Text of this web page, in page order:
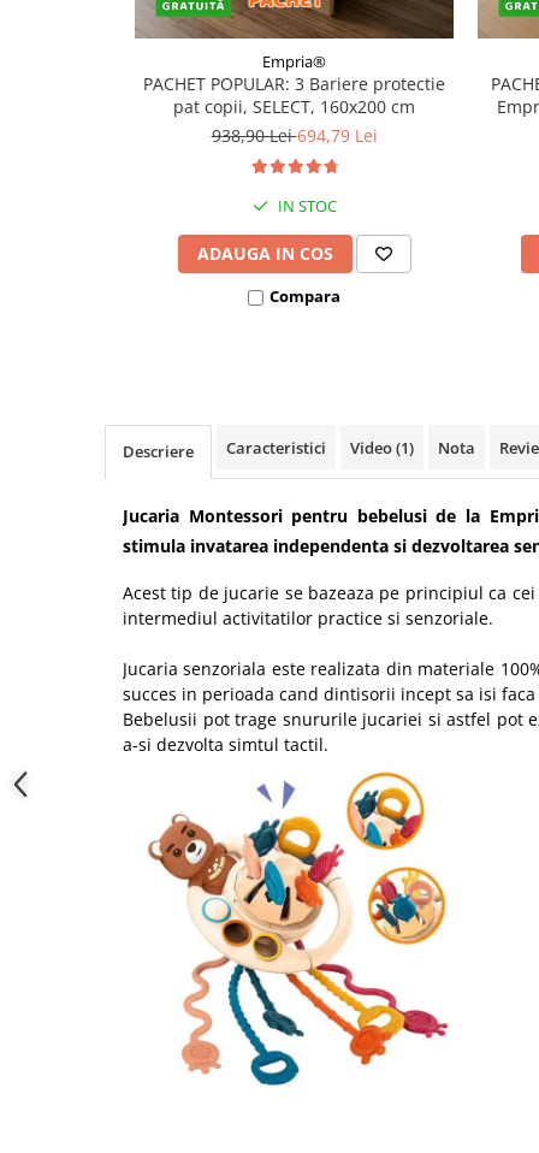
Covorase ortopedice senzoriale
Rechizite scolare
Stikere decorative si covoare
Propuneri Cadou
Empria®
PACHET POPULAR: 3 Bariere protectie
pat copii, SELECT, 160x200 cm
938,90 Lei694,79 Lei
IN STOC
ADAUGA IN COS
Compara
Descriere Caracteristici Video(1) Nota
Jucaria Montessori pentru bebelusi de la
stimula invatarea independenta si dezvoltarea
Acest tip de jucarie se bazeaza pe principiul ca
intermediul activitatilor practice si senzoriale.
Jucaria senzoriala este realizata din materiale
succes in perioada cand dintisorii incept sa isi
Bebelusii pot trage snururile jucariei si astfel pot
a-si dezvolta simtul tactil.